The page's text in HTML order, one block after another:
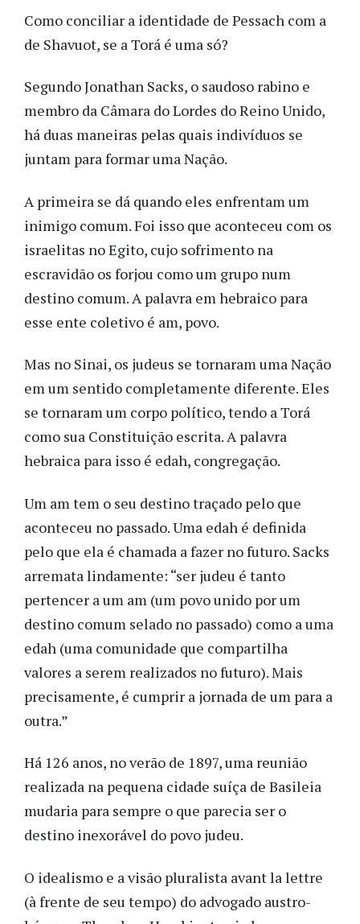
Como conciliar a identidade de Pessach com a
de Shavuot, se a Torá é uma só?
Segundo Jonathan Sacks, o saudoso rabino e
membro da Câmara do Lordes do Reino Unido,
há duas maneiras pelas quais indivíduos se
juntam para formar uma Nação.
A primeira se dá quando eles enfrentam um
inimigo comum. Foi isso que aconteceu com os
israelitas no Egito, cujo sofrimento na
escravidão os forjou como um grupo num
destino comum. A palavra em hebraico para
esse ente coletivo é am, povo.
Mas no Sinai, os judeus se tornaram uma Nação
em um sentido completamente diferente. Eles
se tornaram um corpo político, tendo a Torá
como sua Constituição escrita. A palavra
hebraica para isso é edah, congregação.
Um am tem o seu destino traçado pelo que
aconteceu no passado. Uma edah é definida
pelo que ela é chamada a fazer no futuro. Sacks
arremata lindamente: “ser judeu é tanto
pertencer a um am (um povo unido por um
destino comum selado no passado) como a uma
edah (uma comunidade que compartilha
valores a serem realizados no futuro). Mais
precisamente, é cumprir a jornada de um para a
outra.”
Há 126 anos, no verão de 1897, uma reunião
realizada na pequena cidade suíça de Basileia
mudaria para sempre o que parecia ser o
destino inexorável do povo judeu.
O idealismo e a visão pluralista avant la lettre
(à frente de seu tempo) do advogado austro-